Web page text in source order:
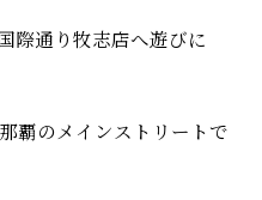
際通り牧志店へ遊びに
覇のメインストリートで